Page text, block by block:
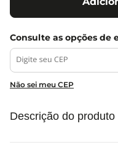
Não sei meu CEP
Descrição do produto